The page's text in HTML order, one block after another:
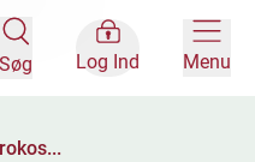
Søg Log Ind Menu